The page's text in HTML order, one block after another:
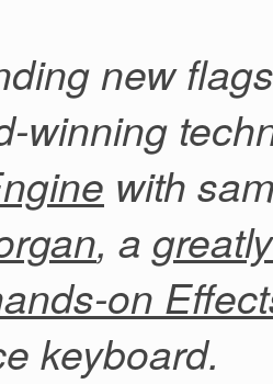
new
winning
with
, a
on
keyboard.